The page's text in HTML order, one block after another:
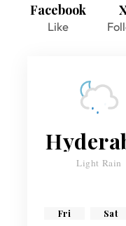
Facebook
Like
Light Rain
Fri Sat